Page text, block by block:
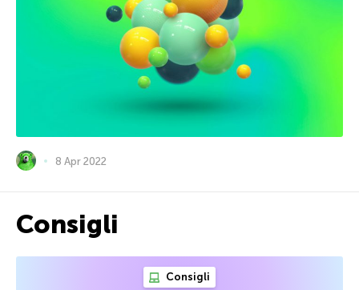
8 Apr 2022
Consigli
Consigli